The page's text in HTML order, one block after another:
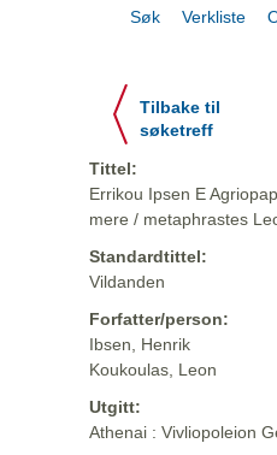
Søk Verkliste
Tilbake til
søketreff
Tittel:
Errikou Ipsen E
mere / metaphrastes
Standardtittel:
Vildanden
Forfatter/person:
Ibsen, Henrik
Koukoulas, Leon
Utgitt:
Athenai : Vivliopoleion